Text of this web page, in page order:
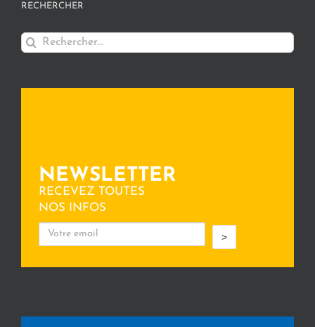
RECHERCHER
Rechercher:
NEWSLETTER
RECEVEZ TOUTES
NOS INFOS
>